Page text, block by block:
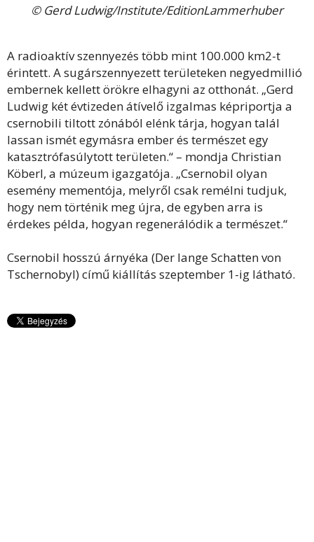
© Gerd Ludwig/Institute/EditionLammerhuber
A radioaktív szennyezés több mint 100.000 km2-t
érintett. A sugárszennyezett területeken negyedmillió
embernek kellett örökre elhagyni az otthonát. „Gerd
Ludwig két évtizeden átívelő izgalmas képriportja a
csernobili tiltott zónából elénk tárja, hogyan talál
lassan ismét egymásra ember és természet egy
katasztrófasúlytott területen.“ – mondja Christian
Köberl, a múzeum igazgatója. „Csernobil olyan
esemény mementója, melyről csak remélni tudjuk,
hogy nem történik meg újra, de egyben arra is
érdekes példa, hogyan regenerálódik a természet.“
Csernobil hosszú árnyéka (Der lange Schatten von
Tschernobyl) című kiállítás szeptember 1-ig látható.